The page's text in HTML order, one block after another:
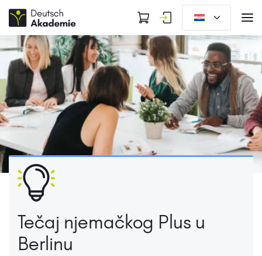
Tečaj njemačkog Plus u
Berlinu